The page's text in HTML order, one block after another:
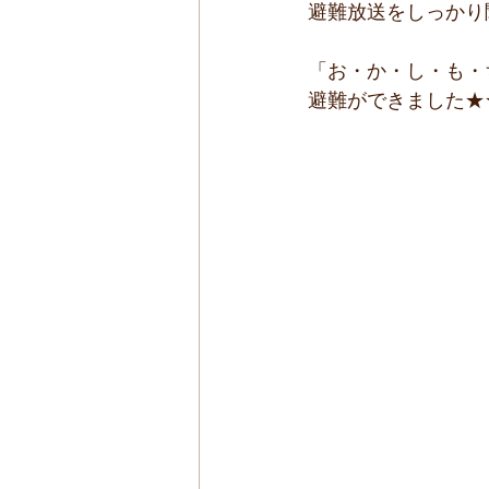
避難放送をしっかり
「お・か・し・も
避難ができまし